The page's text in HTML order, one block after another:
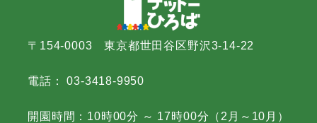
〒154-0003 東京都世田谷区野沢3-14-22
電話： 03-3418-9950
開園時間：10時00分 ～ 17時00分（2月～10月）